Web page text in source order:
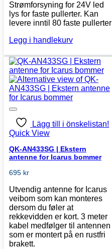
Strømforsyning for 24V led
lys for faste pullerter. Kan
levere inntil 80 faste pullerter
Legg i handlekurv
Lägg till i önskelistan!
Quick View
QK-AN433SG | Ekstern
antenne for Icarus bommer
695 kr
Utvendig antenne for Icarus
veibom som kan monteres
dersom du føler at
rekkevidden er kort. 3 meter
kabel medfølger til antennen
som er montert på en rustfri
brakett.